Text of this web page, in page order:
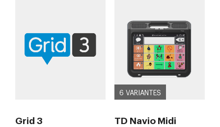
Grid 3
6 VARIANTES
TD Navio Midi